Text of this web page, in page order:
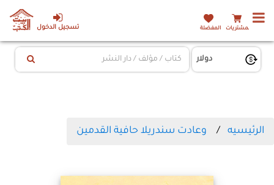
تسجيل الدخول المشتريات المفضلة
الرئيسيه وعادت سندريلا حافية القدمين